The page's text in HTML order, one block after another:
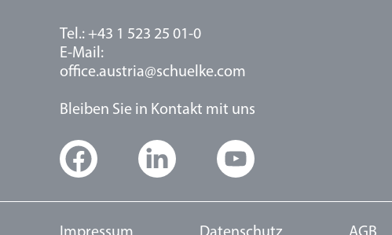
Tel.: +43 1 523 25 01-0
E-Mail:
office.austria@schuelke.com
Bleiben Sie in Kontakt mit uns